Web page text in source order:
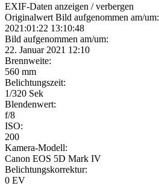
EXIF-Daten anzeigen / verbergen
Originalwert Bild aufgenommen am/um:
2021:01:22 13:10:48
Bild aufgenommen am/um:
22. Januar 2021 12:10
Brennweite:
560 mm
Belichtungszeit:
1/320 Sek
Blendenwert:
f/8
ISO:
200
Kamera-Modell:
Canon EOS 5D Mark IV
Belichtungskorrektur:
0 EV